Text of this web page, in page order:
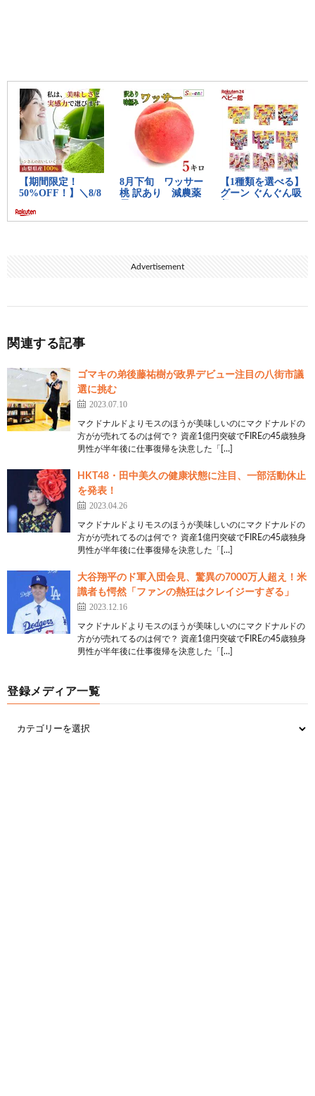
Advertisement
関連する記事
ゴマキの弟後藤祐樹が政界デビュー注目の八街市議
選に挑む
2023.07.10
マクドナルドよりモスのほうが美味しいのにマクドナルドの
方がが売れてるのは何で？ 資産1億円突破でFIREの45歳独身
男性が半年後に仕事復帰を決意した「[…]
HKT48・田中美久の健康状態に注目、一部活動休止
を発表！
2023.04.26
マクドナルドよりモスのほうが美味しいのにマクドナルドの
方がが売れてるのは何で？ 資産1億円突破でFIREの45歳独身
男性が半年後に仕事復帰を決意した「[…]
大谷翔平のド軍入団会見、驚異の7000万人超え！米
識者も愕然「ファンの熱狂はクレイジーすぎる」
2023.12.16
マクドナルドよりモスのほうが美味しいのにマクドナルドの
方がが売れてるのは何で？ 資産1億円突破でFIREの45歳独身
男性が半年後に仕事復帰を決意した「[…]
登録メディア一覧